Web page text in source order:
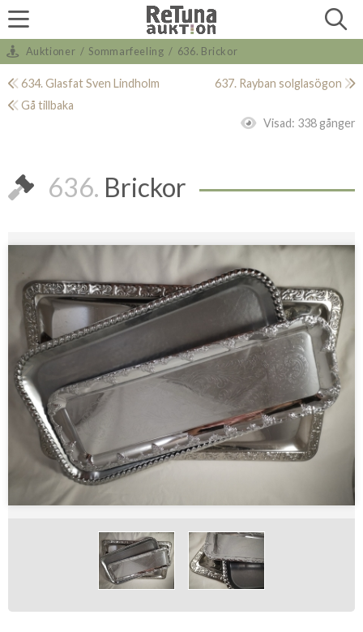
Auktioner / Sommarfeeling / 636. Brickor
634. Glasfat Sven Lindholm
637. Rayban solglasögon
Gå tillbaka
Visad: 338 gånger
636. Brickor